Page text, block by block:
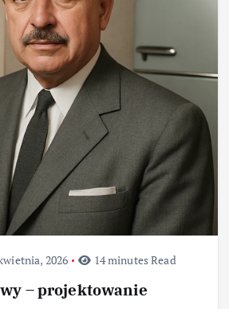
2026 14 minutes Read
– projektowanie